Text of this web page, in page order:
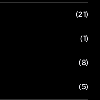
(21)
(1)
(8)
(5)